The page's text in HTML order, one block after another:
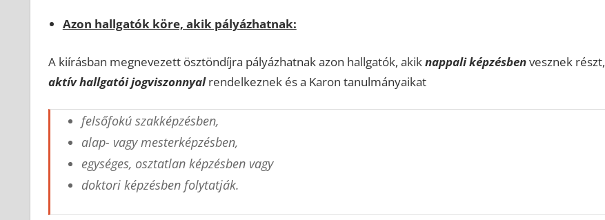
Azon hallgatók köre, akik pályázhatnak:
A kiírásban megnevezett ösztöndíjra pályázhatnak azon hallgatók, akiknappali képzésbenvesznek részt,
aktív hallgatói jogviszonnyalrendelkeznek és a Karon tanulmányaikat
felsőfokú szakképzésben,
alap- vagy mesterképzésben,
egységes, osztatlan képzésben vagy
doktori képzésben folytatják.